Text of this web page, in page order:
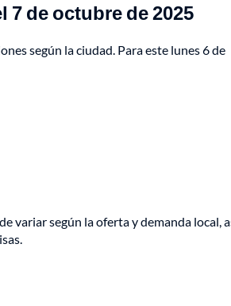
7 de octubre de 2025
según la ciudad. Para este lunes 6 de
variar según la oferta y demanda local,